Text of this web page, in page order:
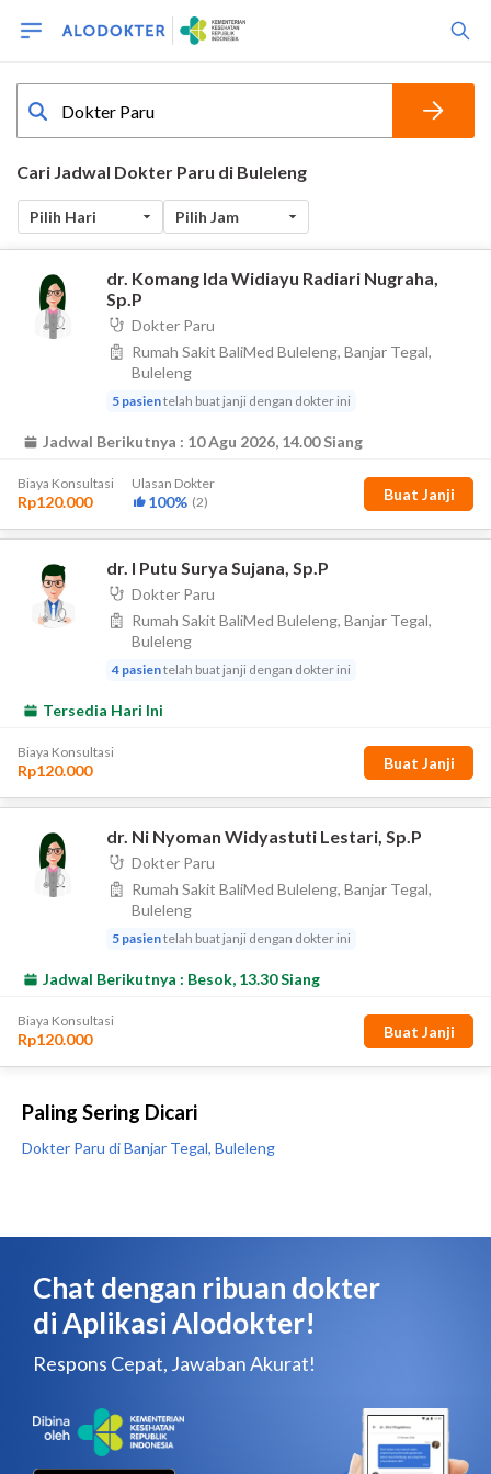
Paling Sering Dicari
Dokter Paru di Banjar Tegal, Buleleng